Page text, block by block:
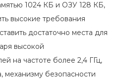
1024 КБ и ОЗУ 128 КБ,
высокие требования
достаточно места для
высокой
на частоте более 2,4 ГГц,
механизму безопасности